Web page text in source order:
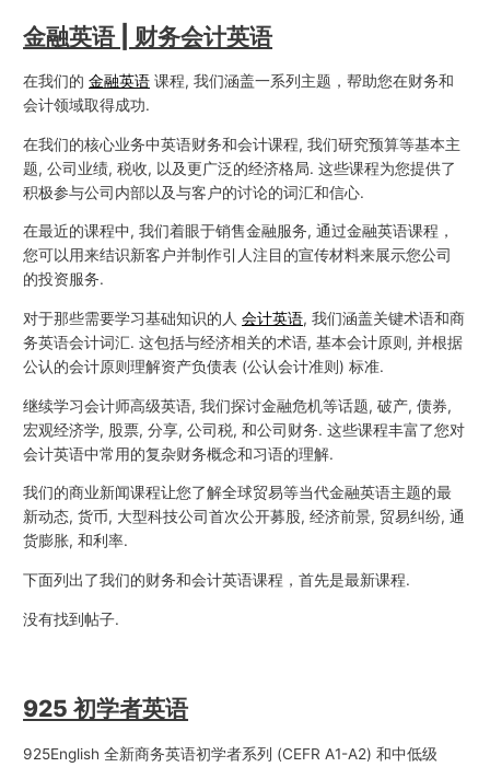
金融英语 | 财务会计英语
在我们的金融英语 课程, 我们涵盖一系列主题，帮助您在财务和
会计领域取得成功.
在我们的核心业务中英语财务和会计课程, 我们研究预算等基本主
题, 公司业绩, 税收, 以及更广泛的经济格局. 这些课程为您提供了
积极参与公司内部以及与客户的讨论的词汇和信心.
在最近的课程中, 我们着眼于销售金融服务, 通过金融英语课程，
您可以用来结识新客户并制作引人注目的宣传材料来展示您公司
的投资服务.
对于那些需要学习基础知识的人会计英语, 我们涵盖关键术语和商
务英语会计词汇. 这包括与经济相关的术语, 基本会计原则, 并根据
公认的会计原则理解资产负债表 (公认会计准则) 标准.
继续学习会计师高级英语, 我们探讨金融危机等话题, 破产, 债券,
宏观经济学, 股票, 分享, 公司税, 和公司财务. 这些课程丰富了您对
会计英语中常用的复杂财务概念和习语的理解.
我们的商业新闻课程让您了解全球贸易等当代金融英语主题的最
新动态, 货币, 大型科技公司首次公开募股, 经济前景, 贸易纠纷, 通
货膨胀, 和利率.
下面列出了我们的财务和会计英语课程，首先是最新课程.
没有找到帖子.
925 初学者英语
925English 全新商务英语初学者系列 (CEFR A1-A2) 和中低级